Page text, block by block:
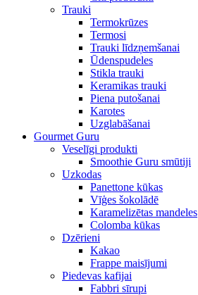
Trauki
Termokrūzes
Termosi
Trauki līdzņemšanai
Ūdenspudeles
Stikla trauki
Keramikas trauki
Piena putošanai
Karotes
Uzglabāšanai
Gourmet Guru
Veselīgi produkti
Smoothie Guru smūtiji
Uzkodas
Panettone kūkas
Vīģes šokolādē
Karamelizētas mandeles
Colomba kūkas
Dzērieni
Kakao
Frappe maisījumi
Piedevas kafijai
Fabbri sīrupi